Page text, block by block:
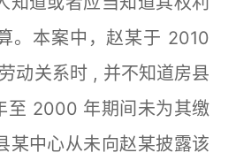
。本案中，赵某于 2010
动关系时 , 并不知道房县
至 2000 年期间未为其缴
某中心从未向赵某披露该